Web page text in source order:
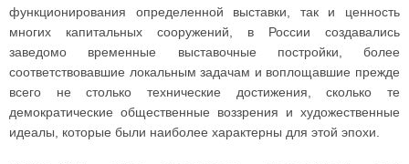
функционирования определенной выставки, так и ценность
многих капитальных сооружений, в России создавались
заведомо временные выставочные постройки, более
соответствовавшие локальным задачам и воплощавшие прежде
всего не столько технические достижения, сколько те
демократические общественные воззрения и художественные
идеалы, которые были наиболее характерны для этой эпохи.